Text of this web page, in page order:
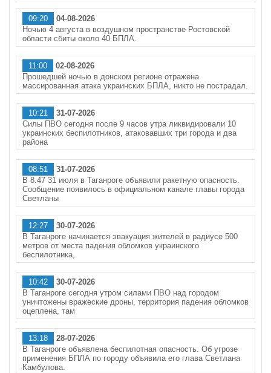
09:20
04-08-2026
Ночью 4 августа в воздушном пространстве Ростовской
области сбиты около 40 БПЛА.
11:00
02-08-2026
Прошедшей ночью в донском регионе отражена
массированная атака украинских БПЛА, никто не пострадал.
10:21
31-07-2026
Силы ПВО сегодня после 9 часов утра ликвидировали 10
украинских беспилотников, атаковавших три города и два
района
08:51
31-07-2026
В 8.47 31 июля в Таганроге объявили ракетную опасность.
Сообщение появилось в официальном канале главы города
Светланы
12:27
30-07-2026
В Таганроге начинается эвакуация жителей в радиусе 500
метров от места падения обломков украинского
беспилотника,
10:42
30-07-2026
В Таганроге сегодня утром силами ПВО над городом
уничтожены вражеские дроны, территория падения обломков
оцеплена, там
13:18
28-07-2026
В Таганроге объявлена беспилотная опасность. Об угрозе
применения БПЛА по городу объявила его глава Светлана
Камбулова.